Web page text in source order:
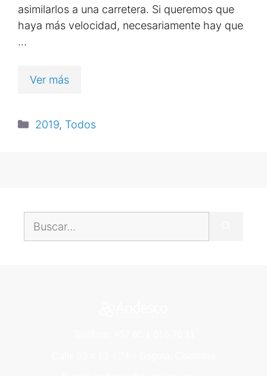
asimilarlos a una carretera. Si queremos que
haya más velocidad, necesariamente hay que
…
Ver más
2019, Todos